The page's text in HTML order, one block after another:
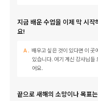
지금 배운 수업을 이제 막 시
요!
배우고 싶은 것이 있다면 이
있습니다. 여기 계신 강사님들
어요.
끝으로 새해의 소망이나 목표